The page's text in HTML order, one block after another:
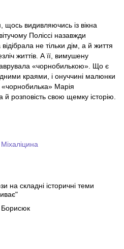
видивляючись із вікна
Поліссі назавжди
не тільки дім, а й життя
життів. А її, вимушену
«чорнобилькою». Що є
краями, і онуччині малюнки
Марія
розповість свою щемку історію.
на складні історичні теми
Борисюк